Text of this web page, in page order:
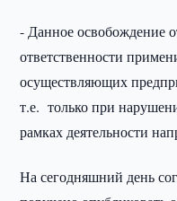
- Данное освобождение
ответственности
осуществляющих
т.е. только при
рамках деятельности
На сегодняшний день